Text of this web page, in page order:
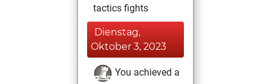
tactics fights
Dienstag,
Oktober 3, 2023
You achieved a